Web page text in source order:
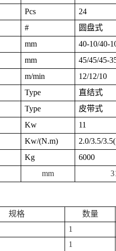
Pcs
24
#
圆盘式
mm
40-10/40-
mm
45/45/45-
m/min
12/12/10
Type
直结式
Type
皮带式
Kw
11
Kw/(N.m)
2.0/3.5/
Kg
6000
mm
规格 数量
1
1